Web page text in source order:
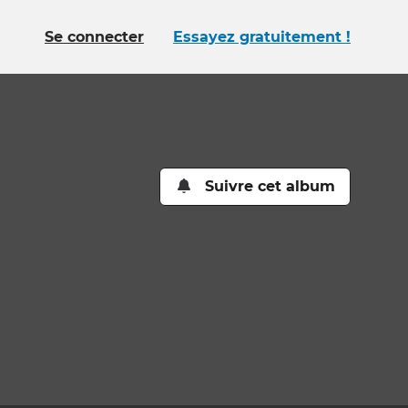
Se connecter Essayez gratuitement !
Suivre cet album